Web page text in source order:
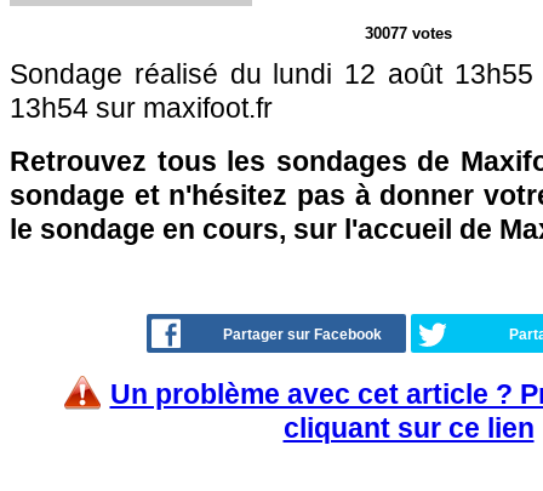
30077 votes
Sondage réalisé du lundi 12 août
13h54 sur maxifoot.fr
Retrouvez tous les sondages de
sondage et n'hésitez pas à donner
le sondage en cours, sur l'accueil de
Partager sur Facebook
Un problème avec cet article ?
cliquant sur ce lien